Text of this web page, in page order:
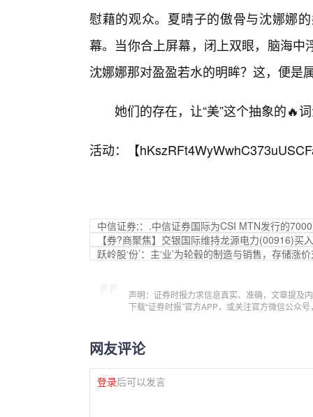
慰藉的观众。夏晴子的傲骨与沈娜娜
幕。当你合上屏幕，闭上双眼，脑海
沈娜娜那对盈盈若水的明眸？这，便是
她们的存在，让“美”这个抽象的🔥
活动：【
中信证券;：.中信证券国际为CSI MTN发行的
【券?商聚焦】交银国际维持龙源电力(00916)买
跃岭股‘份’：主‘业’为轮毂的制造与销售，存储涨
声明：证券时报力求信息真实、准确，文章提及
下载“证券时报”官方APP，或关注官方微信公众
网友评论
登录后可以发言